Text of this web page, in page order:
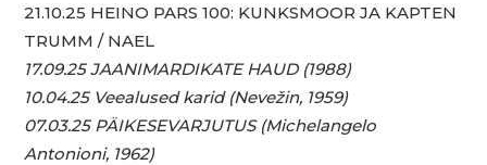
21.10.25 HEINO PARS 100: KUNKSMOOR JA KAPTEN
TRUMM / NAEL
17.09.25 JAANIMARDIKATE HAUD (1988)
10.04.25 Veealused karid (Nevežin, 1959)
07.03.25 PÄIKESEVARJUTUS (Michelangelo
Antonioni, 1962)